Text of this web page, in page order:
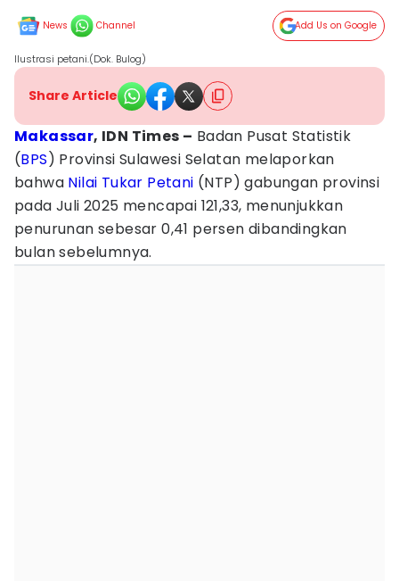
News Channel Add Us on Google
Ilustrasi petani.(Dok. Bulog)
Share Article
Makassar, IDN Times – Badan Pusat Statistik
(BPS) Provinsi Sulawesi Selatan melaporkan
bahwa Nilai Tukar Petani (NTP) gabungan provinsi
pada Juli 2025 mencapai 121,33, menunjukkan
penurunan sebesar 0,41 persen dibandingkan
bulan sebelumnya.